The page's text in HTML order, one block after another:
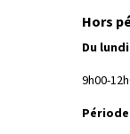
Hors
Du
9h00-